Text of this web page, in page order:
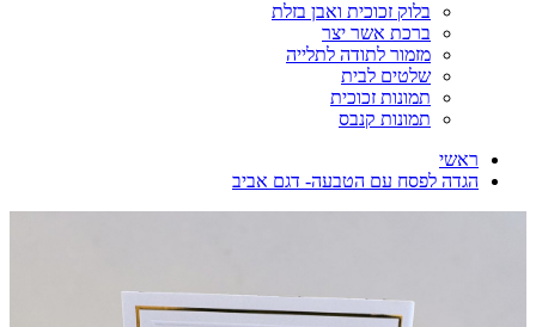
בלוק זכוכית ואבן בזלת
ברכת אשר יצר
מזמור לתודה לתלייה
שלטים לבית
תמונות זכוכית
תמונות קנבס
ראשי
הגדה לפסח עם הטבעה- דגם אביב